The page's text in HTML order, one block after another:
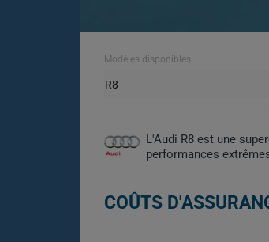
Modèles disponibles
R8
L'Audi R8 est une
performances
COÛTS